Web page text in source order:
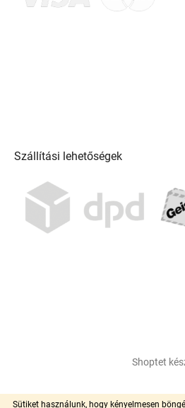
Sütiket használunk, hogy kényelmesen
Szállítási lehetőségek
Shoptet
Copyright 2026pool-centrum.hu.